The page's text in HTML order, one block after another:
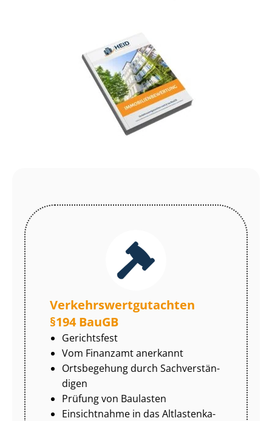
Ver­kehrs­wert­gut­ach­ten
§194 BauGB
Gerichtsfest
Vom Finanzamt anerkannt
Ortsbegehung durch Sach­ver­stän­
di­gen
Prüfung von Baulasten
Einsichtnahme in das Alt­las­ten­ka­